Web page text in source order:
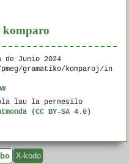
de Junio 2024
gramatiko/komparoj/in
lau la permesilo
(CC BY-SA 4.0)
X-kodo